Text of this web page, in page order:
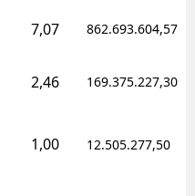
7,07 862.693.604,57
2,46 169.375.227,30
1,00 12.505.277,50